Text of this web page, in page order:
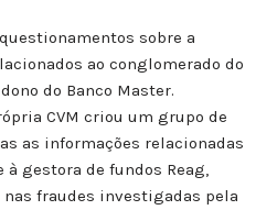
sobre a
ao conglomerado do
do Banco Master.
CVM criou um grupo de
as informações relacionadas
gestora de fundos Reag,
fraudes investigadas pela